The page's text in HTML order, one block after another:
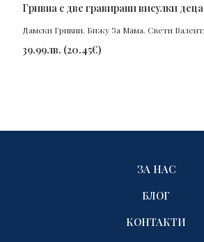
ПОРЪЧАЙ
Гривна с две гравирани висулки
Дамски Гривни, Бижу За Мама, Свети
39.99лв. (20.45€)
ЗА НАС
БЛОГ
КОНТАКТИ